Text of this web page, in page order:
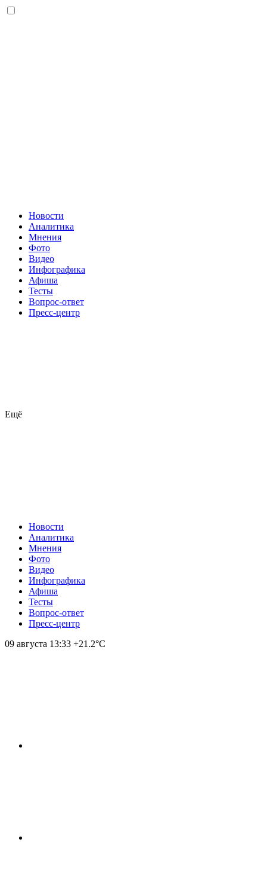
Новости
Аналитика
Мнения
Фото
Видео
Инфографика
Афиша
Тесты
Вопрос-ответ
Пресс-центр
Ещё
Новости
Аналитика
Мнения
Фото
Видео
Инфографика
Афиша
Тесты
Вопрос-ответ
Пресс-центр
09 августа 13:33 +21.2°С